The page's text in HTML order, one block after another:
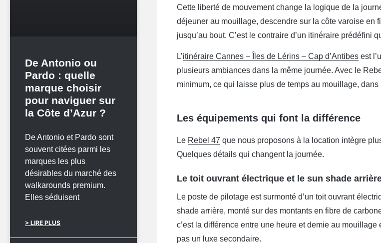
De Antonio ou
Pardo : quelle
marque choisir
pour naviguer sur
la Côte d’Azur ?
De Antonio et Pardo sont
souvent citées parmi les
marques les plus
désirables du marché des
walkarounds premium.
Elles séduisent
> LIRE PLUS
Cette liberté de mouvement change la logique de la
déjeuner au mouillage, descendre sur la côte varoise en
jusqu’au bout. C’est le contraire d’un itinéraire prédéfini
L’itinéraire Cannes – Îles de Lérins – Cap d’Antibes est
plusieurs ambiances dans la même journée. Avec le
minimum, ce qui laisse plus de temps au mouillage, dans
Les équipements qui font la différence
Le Rebel 47 que nous proposons à la location intègre
Quelques détails qui changent la journée.
Le toit ouvrant électrique et le sun shade
Le poste de pilotage est surmonté d’un toit ouvrant
shade arrière, monté sur des montants en fibre de
c’est la différence entre une heure et demie au
pas un luxe secondaire.